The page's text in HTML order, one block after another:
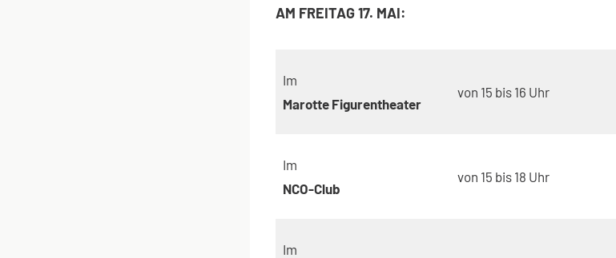
AM FREITAG 17. MAI:
Im
Marotte Figurentheater
von 15 bis 16 Uhr
Im
NCO-Club
von 15 bis 18 Uhr
Im